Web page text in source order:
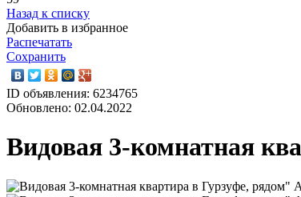
Назад к списку
Добавить в избранное
Распечатать
Сохранить
ID объявления: 6234765
Обновлено: 02.04.2022
Видовая 3-комнатная